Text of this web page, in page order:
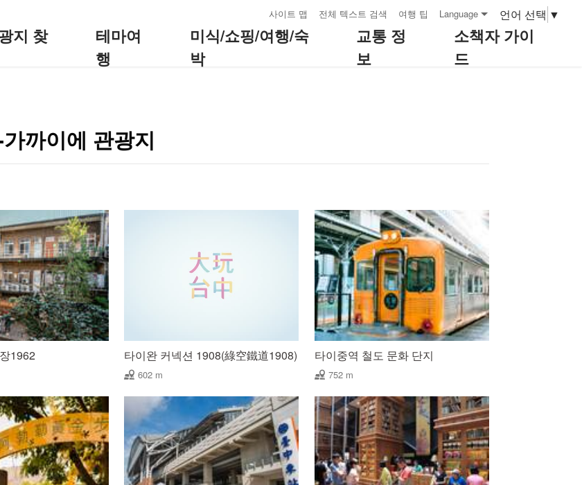
사이트 맵 전체 텍스트 검색 여행 팁 Language 언어 선택 ▼
지 찾
테마여
행
미식/쇼핑/여행/숙
박
교통 정
보
소책자 가이
드
까이에 관광지
1962 타이완 커넥션 1908(綠空鐵道1908)
602 m
타이중역 철도 문화 단지
752 m